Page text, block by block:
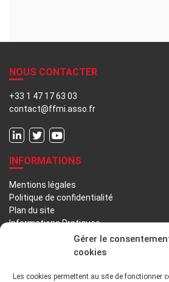
Gérer le
cookies
Les cookies permettent au site de fonctionner
NOUS CONTACTER
+33 1 47 17 63 03
contact@ffmi.asso.fr
INFORMATIONS
Mentions légales
Politique de confidentialité
Plan du site
Informations Pratiques